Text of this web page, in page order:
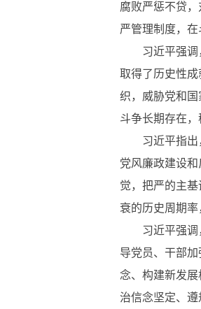
腐败严惩不贷
严管理制度，
习近平强
取得了历史性
织，威胁党和
斗争长期存在
习近平指
党风廉政建设和
觉，把严的主
衰的历史周期
习近平强
导党员、干部
念、构建新发
治信念坚定、